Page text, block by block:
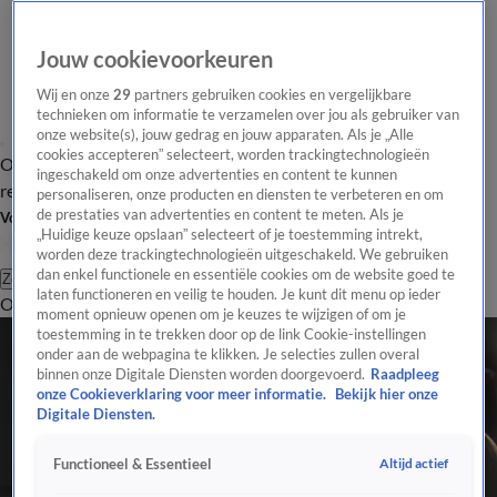
Overzicht Laatste nieuws Regionieuws Het beste van Hart
Tip de
redactie
Volg Hart van Nederland
Zoeken
OverzichtRegioUitzendingenWeerTip de redactiePanelVideo's
Jouw cookievoorkeuren
Wij en onze29 partners gebruiken cookies en vergelijkbare
technieken om informatie te verzamelen over jou als gebruiker van
onze website(s), jouw gedrag en jouw apparaten. Als je „Alle
cookies accepteren” selecteert, worden trackingtechnologieën
ingeschakeld om onze advertenties en content te kunnen
personaliseren, onze producten en diensten te verbeteren en om
de prestaties van advertenties en content te meten. Als je
„Huidige keuze opslaan” selecteert of je toestemming intrekt,
worden deze trackingtechnologieën uitgeschakeld. We gebruiken
dan enkel functionele en essentiële cookies om de website goed te
laten functioneren en veilig te houden. Je kunt dit menu op ieder
moment opnieuw openen om je keuzes te wijzigen of om je
toestemming in te trekken door op de link Cookie-instellingen
onder aan de webpagina te klikken. Je selecties zullen overal
binnen onze Digitale Diensten worden doorgevoerd. Raadpleeg
onze Cookieverklaring voor meer informatie.
Bekijk hier onze
Digitale Diensten.
Functioneel & Essentieel Altijd actief